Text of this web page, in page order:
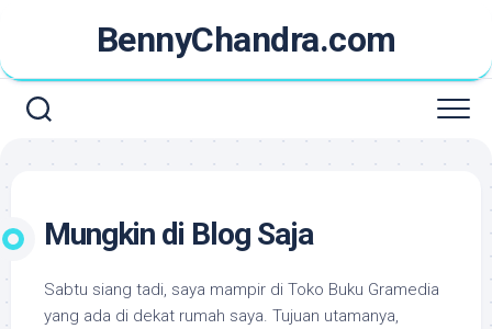
content
BennyChandra.com
Mungkin di Blog Saja
Sabtu siang tadi, saya mampir di Toko Buku Gramedia
yang ada di dekat rumah saya. Tujuan utamanya,